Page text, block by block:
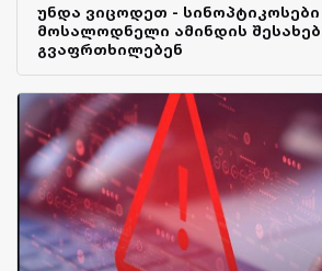
უნდა ვიცოდეთ - სინოპტიკოსები
მოსალოდნელი ამინდის შესახებ
გვაფრთხილებენ